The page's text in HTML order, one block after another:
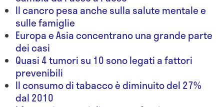
Il cancro pesa anche sulla salute mentale e
sulle famiglie
Europa e Asia concentrano una grande parte
dei casi
Quasi 4 tumori su 10 sono legati a fattori
prevenibili
Il consumo di tabacco è diminuito del 27%
dal 2010